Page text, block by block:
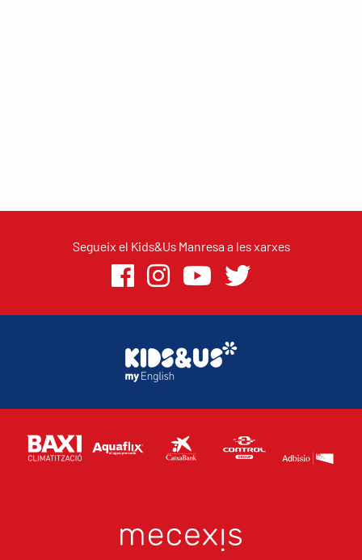
Segueix el Kids&Us Manresa a les xarxes